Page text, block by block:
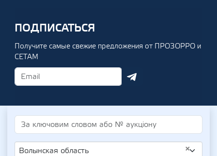
ПОДПИСАТЬСЯ
Получите самые свежие предложения от ПРОЗОРРО и
СЕТАМ
×
Волынская область